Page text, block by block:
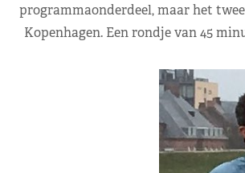
programmaonderdeel, maar het
Kopenhagen. Een rondje van 45